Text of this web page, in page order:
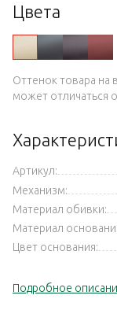
Цвета
Оттенок товара на
может отличаться
Артикул:
Механизм:
Материал обивки:
Материал
Цвет основания:
Подробное